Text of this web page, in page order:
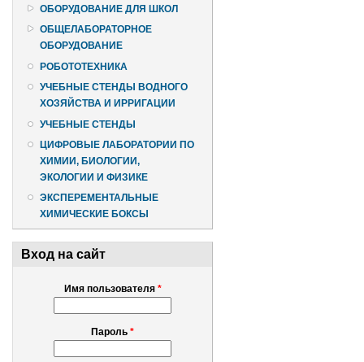
ОБОРУДОВАНИЕ ДЛЯ ШКОЛ
ОБЩЕЛАБОРАТОРНОЕ
ОБОРУДОВАНИЕ
РОБОТОТЕХНИКА
УЧЕБНЫЕ СТЕНДЫ ВОДНОГО
ХОЗЯЙСТВА И ИРРИГАЦИИ
УЧЕБНЫЕ СТЕНДЫ
ЦИФРОВЫЕ ЛАБОРАТОРИИ ПО
ХИМИИ, БИОЛОГИИ,
ЭКОЛОГИИ И ФИЗИКЕ
ЭКСПЕРЕМЕНТАЛЬНЫЕ
ХИМИЧЕСКИЕ БОКСЫ
Вход на сайт
Имя пользователя *
Пароль *